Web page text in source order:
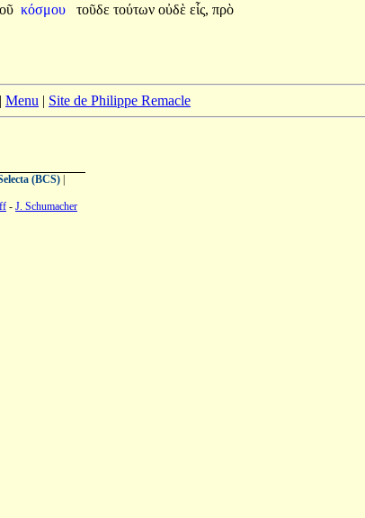
κόσμου τοῦδε τούτων οὐδὲ εἷς, πρὸ
| Menu | Site de Philippe Remacle
(BCS)
- J. Schumacher